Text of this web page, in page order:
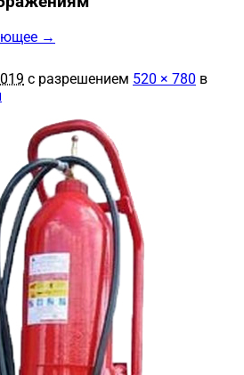
→
с разрешением 520 × 780 в